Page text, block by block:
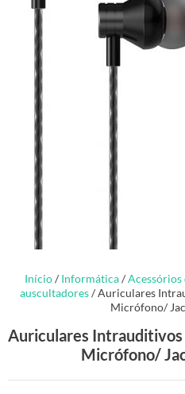
Início/ Informática/
auscultadores/ Auriculares
Micrófono/
Auriculares
Micrófono/